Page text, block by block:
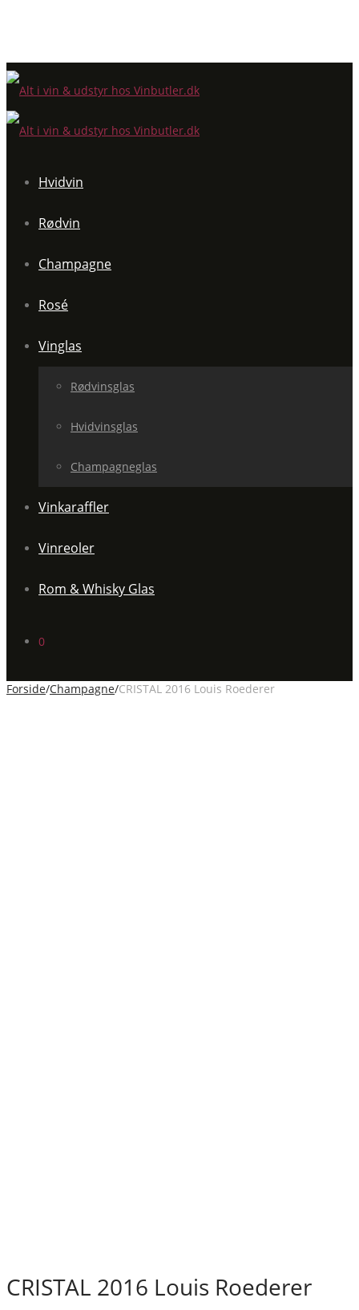
Hvidvin
Rødvin
Champagne
Rosé
Vinglas
Rødvinsglas
Hvidvinsglas
Champagneglas
Vinkaraffler
Vinreoler
Rom & Whisky Glas
0
Forside/Champagne/CRISTAL 2016 Louis Roederer
CRISTAL 2016 Louis Roederer